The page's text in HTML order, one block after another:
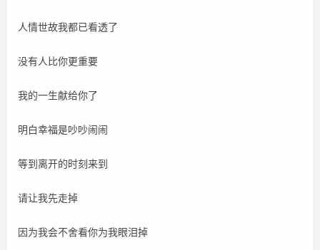
人情世故我都已看透了
没有人比你更重要
我的一生献给你了
明白幸福是吵吵闹闹
等到离开的时刻来到
请让我先走掉
因为我会不舍看你为我眼泪掉